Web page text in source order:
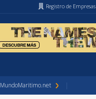
Registro de Empresas
MundoMaritimo.net